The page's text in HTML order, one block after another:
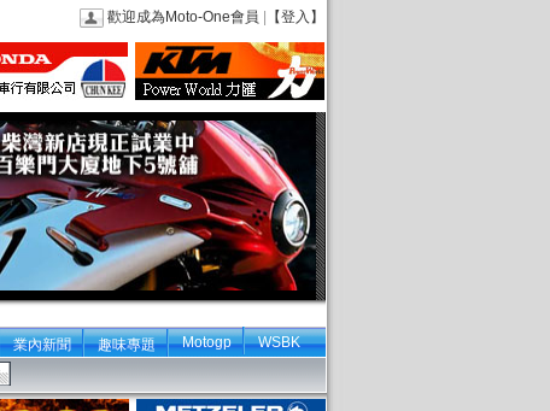
歡迎成為Moto-One會員 【登入】
業內新聞 趣味專題 Motogp WSBK